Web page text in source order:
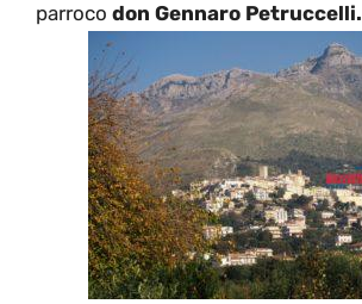
parroco don Gennaro Petruccelli.